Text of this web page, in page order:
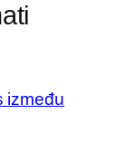
između